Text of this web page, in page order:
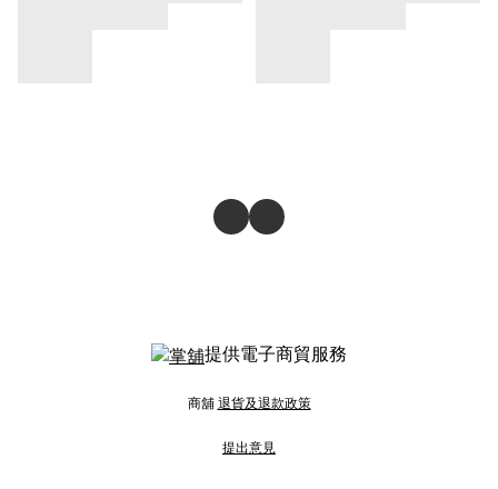
提供電子商貿服務
商舖 退貨及退款政策
提出意見